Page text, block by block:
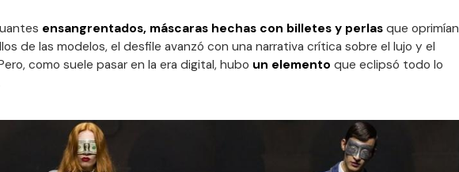
ensangrentados, máscaras hechas con billetes y perlas que oprimían
de las modelos, el desfile avanzó con una narrativa crítica sobre el lujo y el
como suele pasar en la era digital, hubo un elemento que eclipsó todo lo